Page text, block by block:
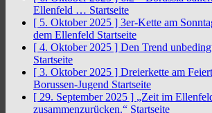
Ellenfeld … Startseite
[ 5. Oktober 2025 ] 3er-Kette am
dem Ellenfeld Startseite
[ 4. Oktober 2025 ] Den Trend
Startseite
[ 3. Oktober 2025 ] Dreierkette am
Borussen-Jugend Startseite
[ 29. September 2025 ] „Zeit im
zusammenzurücken.“ Startseite